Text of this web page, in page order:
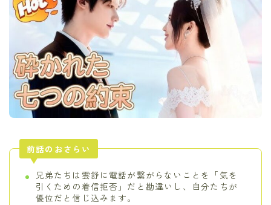
前話のおさらい
兄弟たちは雲舒に電話が繋がらないことを「気を
引くための着信拒否」だと勘違いし、自分たちが
優位だと信じ込みます。